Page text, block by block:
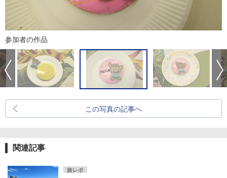
参加者の作品
この写真の記事へ
関連記事
旅レポ